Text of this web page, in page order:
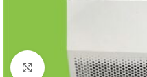
Click to enlarge